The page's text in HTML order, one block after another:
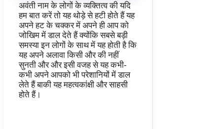
अवंती नाम के लोगों के व्यक्तित्व की यदि
हम बात करें तो यह थोड़े से हटी होते हैं यह
अपने हट के चक्कर में अपने ही आप को
जोखिम में डाल देते हैं क्योंकि सबसे बड़ी
समस्या इन लोगों के साथ में यह होती है कि
यह अपने अलावा किसी और की नहीं
सुनती और और इसी वजह से यह कभी-
कभी अपने आपको भी परेशानियों में डाल
लेते हैं बाकी यह महत्वकांक्षी और साहसी
होते हैं।